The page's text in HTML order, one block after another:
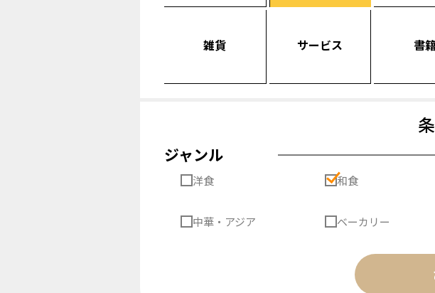
雑貨 サービス 書
ジャンル
洋食 和食
中華・アジア ベーカリー